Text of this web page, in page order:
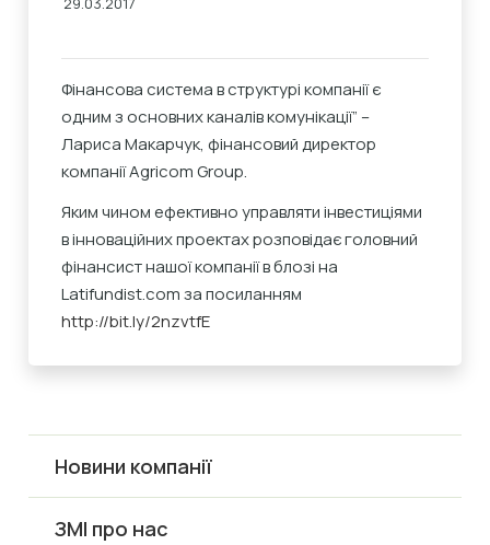
Фінансова система в структурі компанії є
одним з основних каналів комунікації” –
Лариса Макарчук, фінансовий директор
компанії Agricom Group.
Яким чином ефективно управляти інвестиціями
в інноваційних проектах розповідає головний
фінансист нашої компанії в блозі на
Latifundist.com за посиланням
http://bit.ly/2nzvtfE
Новини компанії
ЗМІ про нас